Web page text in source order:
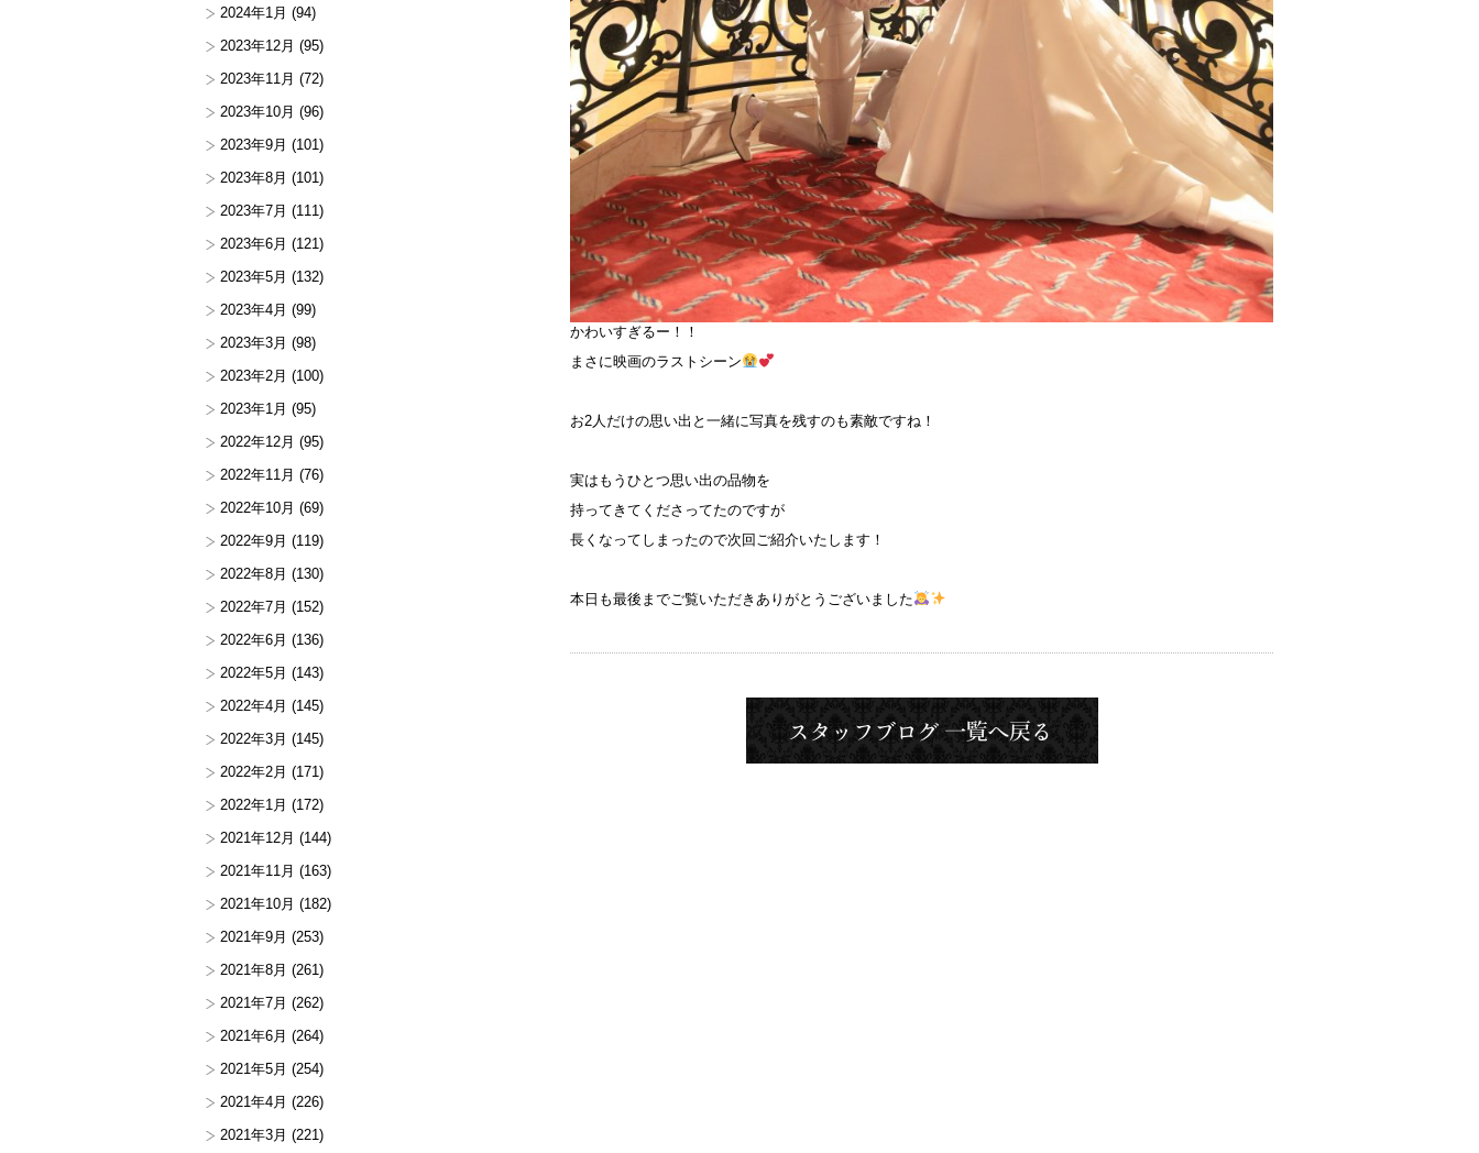
かわいすぎるー！！
まさに映画のラストシーン
お2人だけの思い出と一緒に写真を残すのも素敵ですね！
実はもうひとつ思い出の品物を
持ってきてくださってたのですが
長くなってしまったので次回ご紹介いたします！
本日も最後までご覧いただきありがとうございました
2024年1月 (94)
2023年12月 (95)
2023年11月 (72)
2023年10月 (96)
2023年9月 (101)
2023年8月 (101)
2023年7月 (111)
2023年6月 (121)
2023年5月 (132)
2023年4月 (99)
2023年3月 (98)
2023年2月 (100)
2023年1月 (95)
2022年12月 (95)
2022年11月 (76)
2022年10月 (69)
2022年9月 (119)
2022年8月 (130)
2022年7月 (152)
2022年6月 (136)
2022年5月 (143)
2022年4月 (145)
2022年3月 (145)
2022年2月 (171)
2022年1月 (172)
2021年12月 (144)
2021年11月 (163)
2021年10月 (182)
2021年9月 (253)
2021年8月 (261)
2021年7月 (262)
2021年6月 (264)
2021年5月 (254)
2021年4月 (226)
2021年3月 (221)